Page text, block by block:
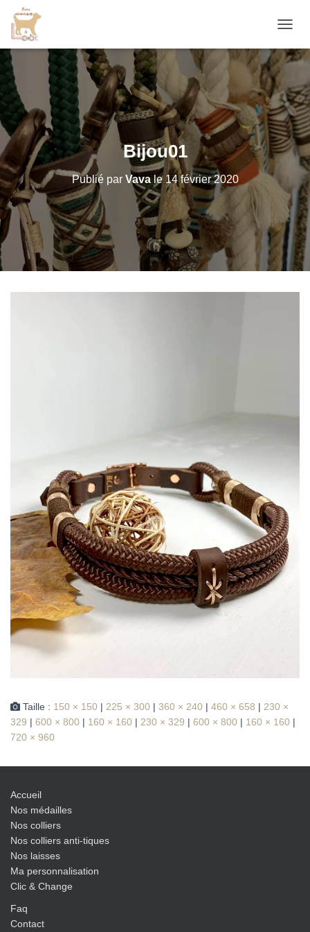
É
P
E
R
L
A
N
I
G
A
T
O
N
Bijou01
Publié par Vavale 14 février 2020
Taille : 150 × 150 | 225 × 300 | 360 × 240 | 460 × 658 | 230 ×
329 | 600 × 800 | 160 × 160 | 230 × 329 | 600 × 800 | 160 × 160 |
720 × 960
Accueil
Nos médailles
Nos colliers
Nos colliers anti-tiques
Nos laisses
Ma personnalisation
Clic & Change
Faq
Contact